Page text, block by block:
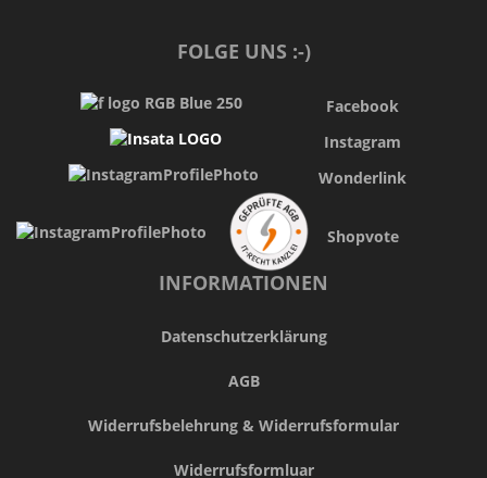
FOLGE UNS :-)
Facebook
Instagram
Wonderlink
Shopvote
INFORMATIONEN
Datenschutzerklärung
AGB
Widerrufsbelehrung & Widerrufsformular
Widerrufsformluar